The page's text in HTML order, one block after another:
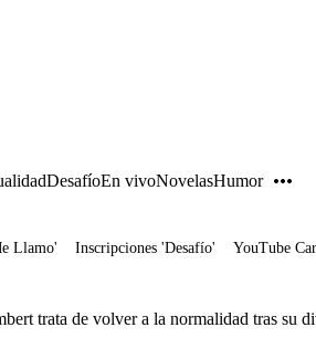
DesafíoEn vivoNovelasHumor
Llamo' Inscripciones 'Desafío' YouTube
trata de volver a la normalidad tras su